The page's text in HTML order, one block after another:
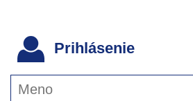
Prihlásenie